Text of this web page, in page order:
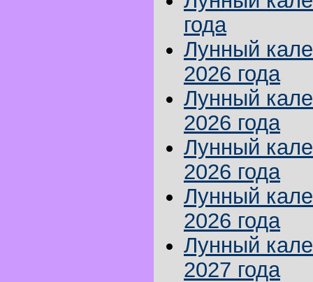
года
Лунный
2026 года
Лунный
2026 года
Лунный
2026 года
Лунный
2026 года
Лунный
2027 года